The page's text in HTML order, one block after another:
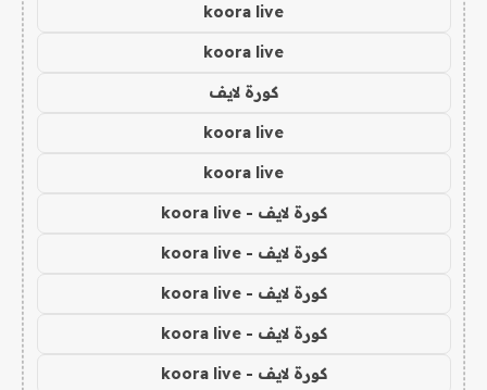
koora live
koora live
كورة لايف
koora live
koora live
كورة لايف - koora live
كورة لايف - koora live
كورة لايف - koora live
كورة لايف - koora live
كورة لايف - koora live